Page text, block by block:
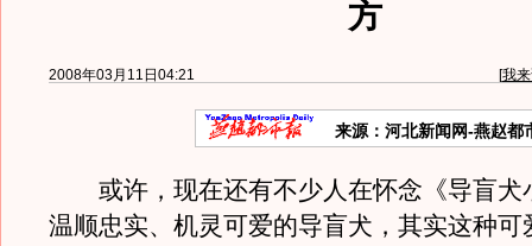
方
2008年03月11日04:21 [我
来源：河北新闻网-燕赵都
或许，现在还有不少人在怀念《导盲犬
温顺忠实、机灵可爱的导盲犬，其实这种可